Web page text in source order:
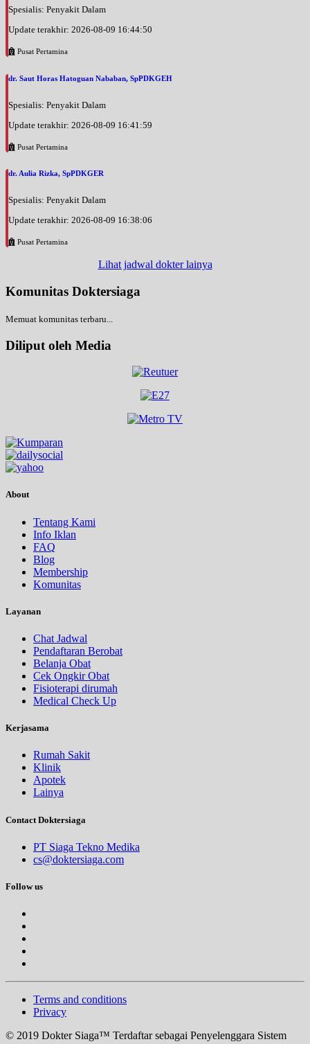
Spesialis: Penyakit Dalam
Update terakhir: 2026-08-09 16:44:50
Pusat Pertamina
dr. Saut Horas Hatoguan Nababan, SpPDKGEH
Spesialis: Penyakit Dalam
Update terakhir: 2026-08-09 16:41:59
Pusat Pertamina
dr. Aulia Rizka, SpPDKGER
Spesialis: Penyakit Dalam
Update terakhir: 2026-08-09 16:38:06
Pusat Pertamina
Lihat jadwal dokter lainya
Komunitas Doktersiaga
Memuat komunitas terbaru...
Diliput oleh Media
About
Tentang Kami
Info Iklan
FAQ
Blog
Membership
Komunitas
Layanan
Chat Jadwal
Pendaftaran Berobat
Belanja Obat
Cek Ongkir Obat
Fisioterapi dirumah
Medical Check Up
Kerjasama
Rumah Sakit
Klinik
Apotek
Lainya
Contact Doktersiaga
PT Siaga Tekno Medika
cs@doktersiaga.com
Follow us
Terms and conditions
Privacy
© 2019 Dokter Siaga™ Terdaftar sebagai Penyelenggara Sistem